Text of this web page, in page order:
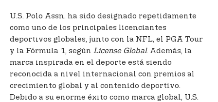
U.S. Polo Assn. ha sido designado repetidamente
como uno de los principales licenciantes
deportivos globales, junto con la NFL, el PGA Tour
y la Fórmula 1, según License Global. Además, la
marca inspirada en el deporte está siendo
reconocida a nivel internacional con premios al
crecimiento global y al contenido deportivo.
Debido a su enorme éxito como marca global, U.S.